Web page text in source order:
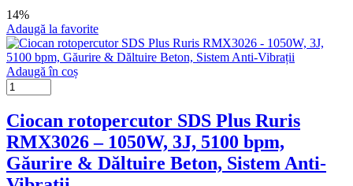
14%
Adaugă la favorite
Adaugă în coș
Ciocan rotopercutor SDS Plus Ruris
RMX3026 – 1050W, 3J, 5100 bpm,
Găurire & Dăltuire Beton, Sistem Anti-